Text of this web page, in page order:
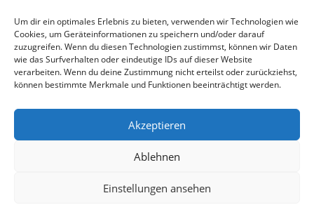
Um dir ein optimales Erlebnis zu bieten, verwenden wir Technologien wie
Cookies, um Geräteinformationen zu speichern und/oder darauf
zuzugreifen. Wenn du diesen Technologien zustimmst, können wir Daten
wie das Surfverhalten oder eindeutige IDs auf dieser Website
verarbeiten. Wenn du deine Zustimmung nicht erteilst oder zurückziehst,
können bestimmte Merkmale und Funktionen beeinträchtigt werden.
Akzeptieren
Ablehnen
Einstellungen ansehen
Fan Shop SV09
Fraulautern
Sep. 9, 2024|Allgemein